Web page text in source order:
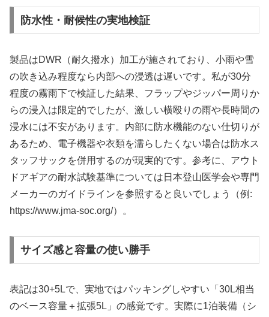
防水性・耐候性の実地検証
製品はDWR（耐久撥水）加工が施されており、小雨や雪
の吹き込み程度なら内部への浸透は遅いです。私が30分
程度の霧雨下で検証した結果、フラップやジッパー周りか
らの浸入は限定的でしたが、激しい横殴りの雨や長時間の
浸水には不安があります。内部に防水機能のない仕切りが
あるため、電子機器や衣類を濡らしたくない場合は防水ス
タッフサックを併用するのが現実的です。参考に、アウト
ドアギアの耐水試験基準については日本登山医学会や専門
メーカーのガイドラインを参照すると良いでしょう（例:
https://www.jma-soc.org/）。
サイズ感と容量の使い勝手
表記は30+5Lで、実地ではパッキングしやすい「30L相当
のベース容量＋拡張5L」の感覚です。実際に1泊装備（シ